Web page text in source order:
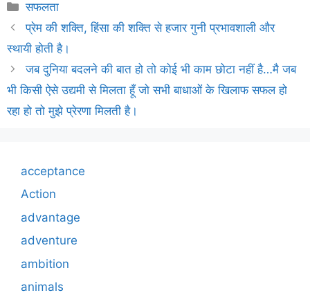
Categories
सफलता
प्रेम की शक्ति, हिंसा की शक्ति से हजार गुनी प्रभावशाली और
स्थायी होती है।
जब दुनिया बदलने की बात हो तो कोई भी काम छोटा नहीं है…मै जब
भी किसी ऐसे उद्यमी से मिलता हूँ जो सभी बाधाओं के खिलाफ सफल हो
रहा हो तो मुझे प्रेरणा मिलती है।
acceptance
Action
advantage
adventure
ambition
animals